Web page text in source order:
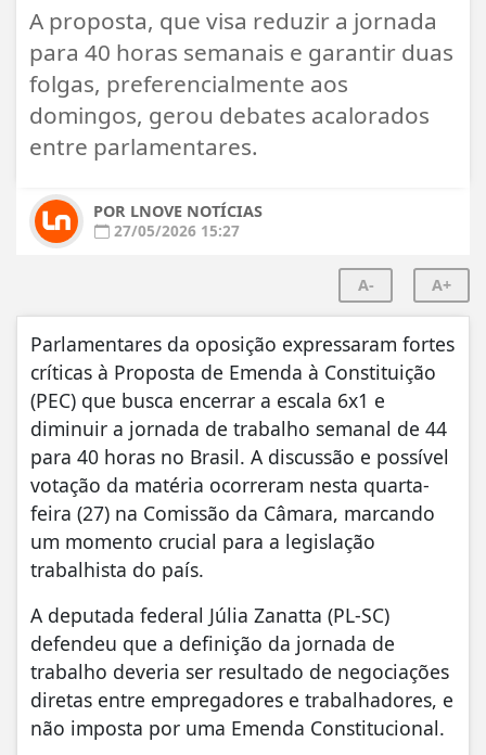
A proposta, que visa reduzir a jornada
para 40 horas semanais e garantir duas
folgas, preferencialmente aos
domingos, gerou debates acalorados
entre parlamentares.
POR LNOVE NOTÍCIAS
27/05/2026 15:27
A- A+
Parlamentares da oposição expressaram fortes
críticas à Proposta de Emenda à Constituição
(PEC) que busca encerrar a escala 6x1 e
diminuir a jornada de trabalho semanal de 44
para 40 horas no Brasil. A discussão e possível
votação da matéria ocorreram nesta quarta-
feira (27) na Comissão da Câmara, marcando
um momento crucial para a legislação
trabalhista do país.
A deputada federal Júlia Zanatta (PL-SC)
defendeu que a definição da jornada de
trabalho deveria ser resultado de negociações
diretas entre empregadores e trabalhadores, e
não imposta por uma Emenda Constitucional.